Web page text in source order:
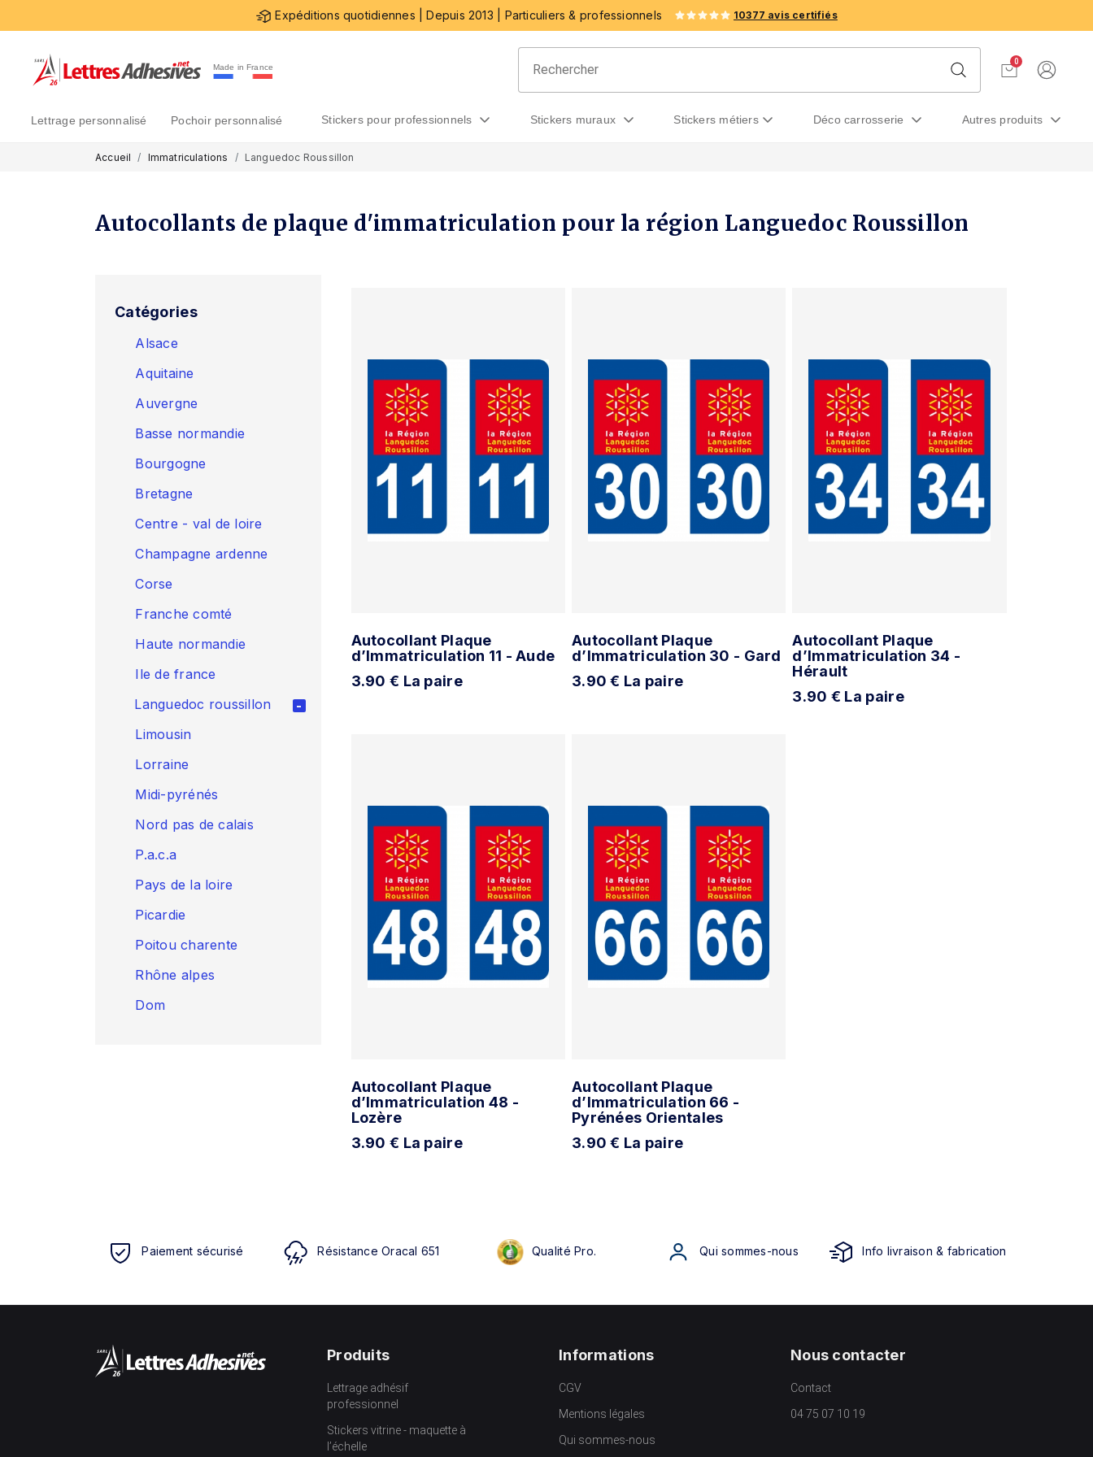
Expéditions quotidiennes | Depuis 2013 | Particuliers & professionnels 10377 avis certifiés
Made in France
0
lettrage personnalisé pochoir personnalisé stickers pour professionnels stickers muraux stickers métiers déco carrosserie autres produits
Accueil Immatriculations Languedoc Roussillon
Autocollants de plaque d'immatriculation pour la région Languedoc Roussillon
Catégories
Alsace
Aquitaine
Auvergne
Basse normandie
Bourgogne
Bretagne
Centre - val de loire
Champagne ardenne
Corse
Franche comté
Haute normandie
Ile de france
Languedoc roussillon
Limousin
Lorraine
Midi-pyrénés
Nord pas de calais
P.a.c.a
Pays de la loire
Picardie
Poitou charente
Rhône alpes
Dom
Autocollant Plaque
d’Immatriculation 11 - Aude
3.90 € La paire
Autocollant Plaque
d’Immatriculation 30 - Gard
3.90 € La paire
Autocollant Plaque
d’Immatriculation 34 -
Hérault
3.90 € La paire
Autocollant Plaque
d’Immatriculation 48 -
Lozère
3.90 € La paire
Autocollant Plaque
d’Immatriculation 66 -
Pyrénées Orientales
3.90 € La paire
Paiement sécurisé Résistance Oracal 651 Qualité Pro. Qui sommes-nous Info livraison & fabrication
Produits
Lettrage adhésif
professionnel
Stickers vitrine - maquette à
l’échelle
Informations
CGV
Mentions légales
Qui sommes-nous
Nous contacter
Contact
04 75 07 10 19